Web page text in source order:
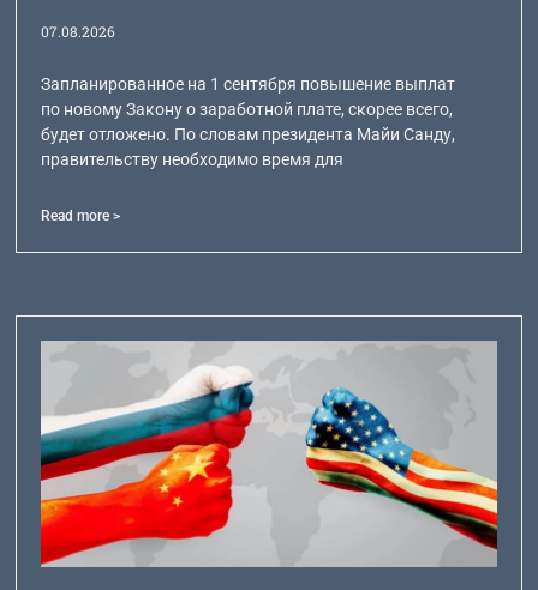
07.08.2026
Запланированное на 1 сентября повышение выплат
по новому Закону о заработной плате, скорее всего,
будет отложено. По словам президента Майи Санду,
правительству необходимо время для
Read more >